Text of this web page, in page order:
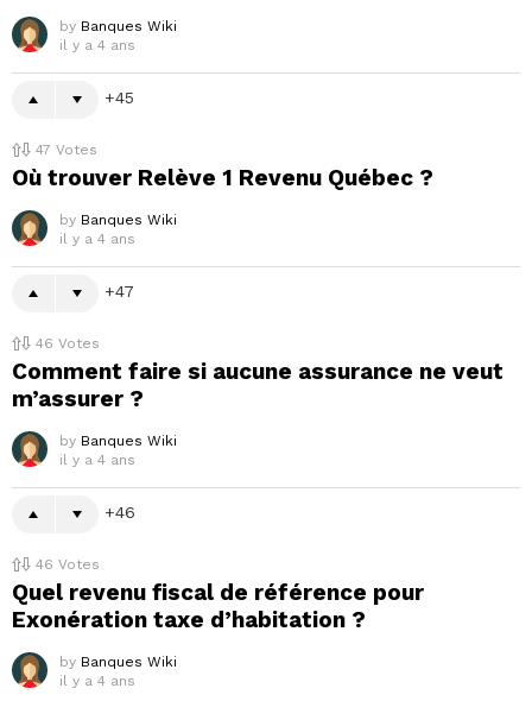
by Banques Wiki
il y a 4 ans
45
47 Votes
Où trouver Relève 1 Revenu Québec ?
by Banques Wiki
il y a 4 ans
47
46 Votes
Comment faire si aucune assurance ne veut
m’assurer ?
by Banques Wiki
il y a 4 ans
46
46 Votes
Quel revenu fiscal de référence pour
Exonération taxe d’habitation ?
by Banques Wiki
il y a 4 ans